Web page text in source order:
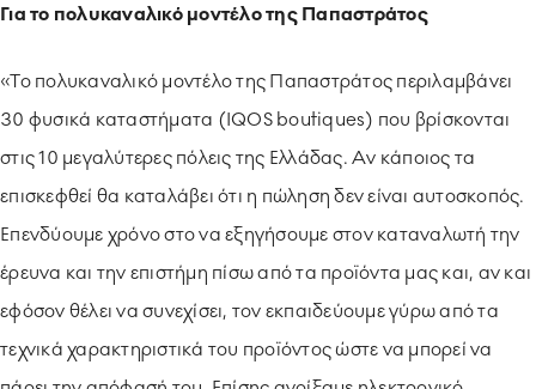
Για το πολυκαναλικό μοντέλο της Παπαστράτος
«Το πολυκαναλικό μοντέλο της Παπαστράτος περιλαμβάνει
30 φυσικά καταστήματα (ΙQOS boutiques) που βρίσκονται
στις 10 μεγαλύτερες πόλεις της Ελλάδας. Αν κάποιος τα
επισκεφθεί θα καταλάβει ότι η πώληση δεν είναι αυτοσκοπός.
Επενδύουμε χρόνο στο να εξηγήσουμε στον καταναλωτή την
έρευνα και την επιστήμη πίσω από τα προϊόντα μας και, αν και
εφόσον θέλει να συνεχίσει, τον εκπαιδεύουμε γύρω από τα
τεχνικά χαρακτηριστικά του προϊόντος ώστε να μπορεί να